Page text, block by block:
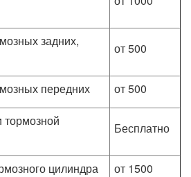
задних,
от 500
передних
от 500
тормозной
Бесплатно
цилиндра
от 1500